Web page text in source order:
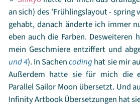
mich böse an, warum nur? Als ich
bat sie mich, nicht so laut zu
ein Ort der Ruhe wäre. Ich zog eine
sie tat es mir gleich. Dann seufzte
ich heute einfach nicht die Kraft.
Tisch und Shikyo brachte mir eine
ich meine es nicht so. Flüsterte sie
war neidisch auf sie, ihre Falten
Die Klingel schelte und Mirei
öffnen. Silion stand ihr gegenüber,
von den sich beklagenden Mietern.
und Silion ging an ihr vorbei, die
auf und schauten bedrückt zu
fingen an zu stottern und
Geschichten, doch keiner einzigen
Rey endlich mit der Sprache
an sich) des 'Frühlingslayout - spring
gehabt, danach änderte ich immer
eben auch die Farben. Desweiteren
mein Geschmiere entziffert und
und 4). In Sachencodinghat sie mir
Außerdem hatte sie für mich die
Parallel Sailor Moon übersetzt. Und
Infinity Artbook Übersetzungen hat